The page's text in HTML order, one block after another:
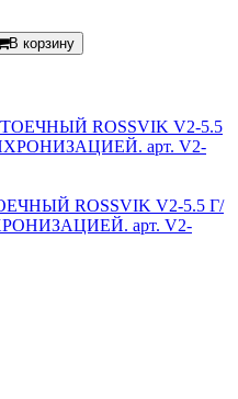
В корзину
ROSSVIK V2-5.5 Г/
арт. V2-